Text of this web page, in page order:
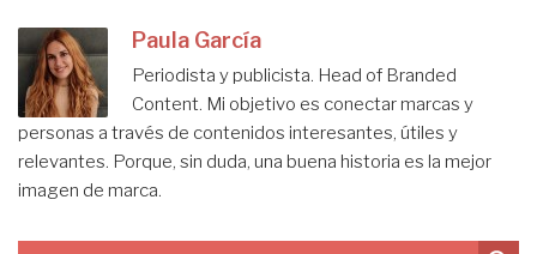
Paula García
Periodista y publicista. Head of Branded
Content. Mi objetivo es conectar marcas y
personas a través de contenidos interesantes, útiles y
relevantes. Porque, sin duda, una buena historia es la mejor
imagen de marca.